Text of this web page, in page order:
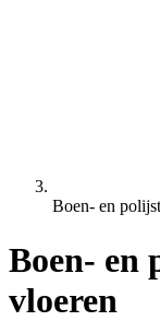
Boen- en
Boen- en
vloeren